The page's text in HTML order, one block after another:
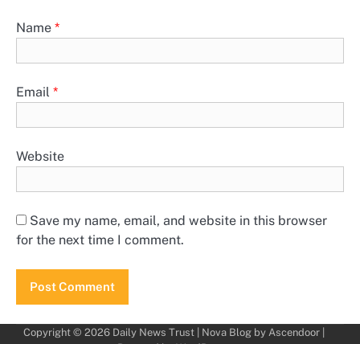
Name *
Email *
Website
Save my name, email, and website in this browser
for the next time I comment.
Copyright © 2026 Daily News Trust| Nova Blog by Ascendoor|